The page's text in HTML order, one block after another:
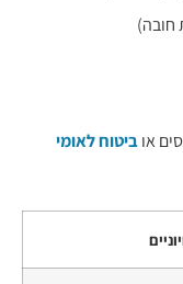
אוביטוח לאומי